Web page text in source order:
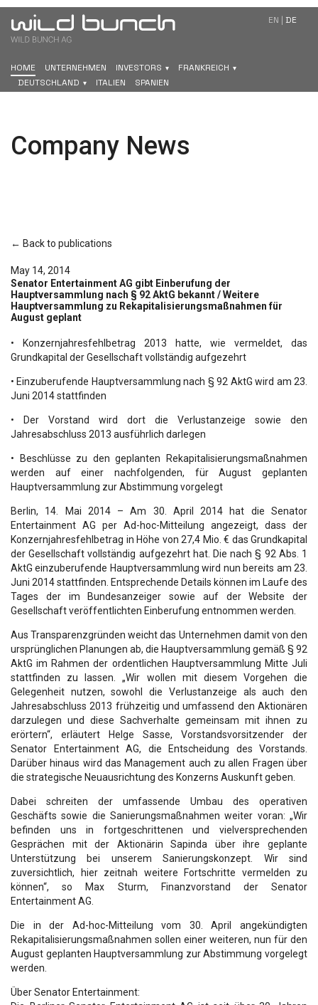
HOME UNTERNEHMEN INVESTORS
FRANKREICH
DEUTSCHLAND
ITALIEN SPANIEN
EN | DE
Company News
← Back to publications
May 14, 2014
Senator Entertainment AG gibt Einberufung der
Hauptversammlung nach § 92 AktG bekannt / Weitere
Hauptversammlung zu Rekapitalisierungsmaßnahmen für
August geplant
• Konzernjahresfehlbetrag 2013 hatte, wie vermeldet, das
Grundkapital der Gesellschaft vollständig aufgezehrt
• Einzuberufende Hauptversammlung nach § 92 AktG wird am 23.
Juni 2014 stattfinden
• Der Vorstand wird dort die Verlustanzeige sowie den
Jahresabschluss 2013 ausführlich darlegen
• Beschlüsse zu den geplanten Rekapitalisierungsmaßnahmen
werden auf einer nachfolgenden, für August geplanten
Hauptversammlung zur Abstimmung vorgelegt
Berlin, 14. Mai 2014 – Am 30. April 2014 hat die Senator
Entertainment AG per Ad-hoc-Mitteilung angezeigt, dass der
Konzernjahresfehlbetrag in Höhe von 27,4 Mio. € das Grundkapital
der Gesellschaft vollständig aufgezehrt hat. Die nach § 92 Abs. 1
AktG einzuberufende Hauptversammlung wird nun bereits am 23.
Juni 2014 stattfinden. Entsprechende Details können im Laufe des
Tages der im Bundesanzeiger sowie auf der Website der
Gesellschaft veröffentlichten Einberufung entnommen werden.
Aus Transparenzgründen weicht das Unternehmen damit von den
ursprünglichen Planungen ab, die Hauptversammlung gemäß § 92
AktG im Rahmen der ordentlichen Hauptversammlung Mitte Juli
stattfinden zu lassen. „Wir wollen mit diesem Vorgehen die
Gelegenheit nutzen, sowohl die Verlustanzeige als auch den
Jahresabschluss 2013 frühzeitig und umfassend den Aktionären
darzulegen und diese Sachverhalte gemeinsam mit ihnen zu
erörtern“, erläutert Helge Sasse, Vorstandsvorsitzender der
Senator Entertainment AG, die Entscheidung des Vorstands.
Darüber hinaus wird das Management auch zu allen Fragen über
die strategische Neuausrichtung des Konzerns Auskunft geben.
Dabei schreiten der umfassende Umbau des operativen
Geschäfts sowie die Sanierungsmaßnahmen weiter voran: „Wir
befinden uns in fortgeschrittenen und vielversprechenden
Gesprächen mit der Aktionärin Sapinda über ihre geplante
Unterstützung bei unserem Sanierungskonzept. Wir sind
zuversichtlich, hier zeitnah weitere Fortschritte vermelden zu
können“, so Max Sturm, Finanzvorstand der Senator
Entertainment AG.
Die in der Ad-hoc-Mitteilung vom 30. April angekündigten
Rekapitalisierungsmaßnahmen sollen einer weiteren, nun für den
August geplanten Hauptversammlung zur Abstimmung vorgelegt
werden.
Über Senator Entertainment: